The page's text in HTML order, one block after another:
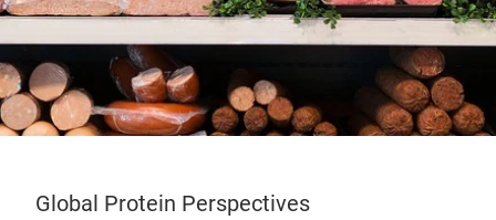
Global Protein Perspectives